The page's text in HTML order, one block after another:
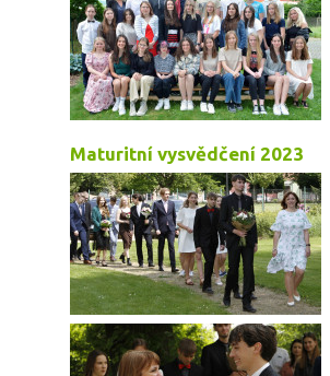
Maturitní vysvědčení 2023